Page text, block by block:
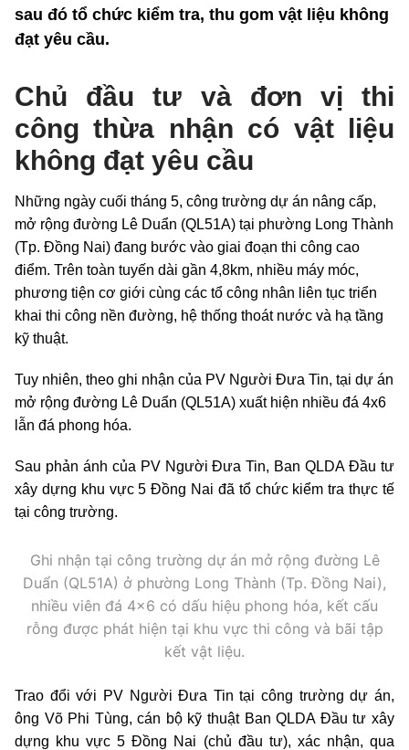
sau đó tổ chức kiểm tra, thu gom vật liệu không
đạt yêu cầu.
Chủ đầu tư và đơn vị thi
công thừa nhận có vật liệu
không đạt yêu cầu
Những ngày cuối tháng 5, công trường dự án nâng cấp,
mở rộng đường Lê Duẩn (QL51A) tại phường Long Thành
(Tp. Đồng Nai) đang bước vào giai đoạn thi công cao
điểm. Trên toàn tuyến dài gần 4,8km, nhiều máy móc,
phương tiện cơ giới cùng các tổ công nhân liên tục triển
khai thi công nền đường, hệ thống thoát nước và hạ tầng
kỹ thuật.
Tuy nhiên, theo ghi nhận của PV Người Đưa Tin, tại dự án
mở rộng đường Lê Duẩn (QL51A) xuất hiện nhiều đá 4x6
lẫn đá phong hóa.
Sau phản ánh của PV Người Đưa Tin, Ban QLDA Đầu tư
xây dựng khu vực 5 Đồng Nai đã tổ chức kiểm tra thực tế
tại công trường.
Ghi nhận tại công trường dự án mở rộng đường Lê
Duẩn (QL51A) ở phường Long Thành (Tp. Đồng Nai),
nhiều viên đá 4x6 có dấu hiệu phong hóa, kết cấu
rỗng được phát hiện tại khu vực thi công và bãi tập
kết vật liệu.
Trao đổi với PV Người Đưa Tin tại công trường dự án,
ông Võ Phi Tùng, cán bộ kỹ thuật Ban QLDA Đầu tư xây
dựng khu vực 5 Đồng Nai (chủ đầu tư), xác nhận, qua